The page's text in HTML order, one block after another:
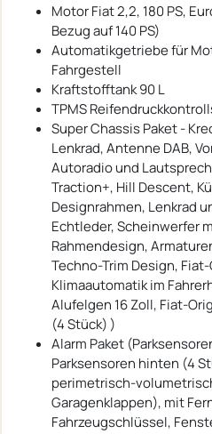
Motor Fiat 2,2, 180 PS,
Bezug auf 140 PS)
Automatikgetriebe für
Fahrgestell
Kraftstofftank 90 L
TPMS
Super Chassis Paket -
Lenkrad, Antenne DAB,
Autoradio und
Traction+, Hill Descent,
Designrahmen, Lenkrad
Echtleder, Scheinwerfer
Rahmendesign,
Techno-Trim Design,
Klimaautomatik im
Alufelgen 16 Zoll, Fiat-
(4 Stück) )
Alarm Paket
Parksensoren hinten (4
perimetrisch-
Garagenklappen), mit
Fahrzeugschlüssel,